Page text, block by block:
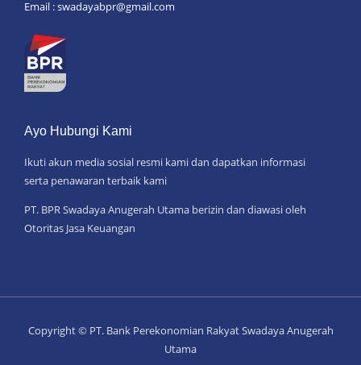
Email : swadayabpr@gmail.com
Ayo Hubungi Kami
Ikuti akun media sosial resmi kami dan dapatkan informasi
serta penawaran terbaik kami
PT. BPR Swadaya Anugerah Utama berizin dan diawasi oleh
Otoritas Jasa Keuangan
Copyright © PT. Bank Perekonomian Rakyat Swadaya Anugerah
Utama